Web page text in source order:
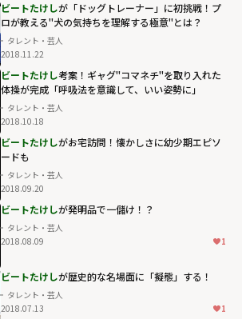
ビートたけしが「ドッグトレーナー」に初挑戦！プ
ロが教える"犬の気持ちを理解する極意"とは？
タレント・芸人
2018.11.22
ビートたけし考案！ギャグ"コマネチ"を取り入れた
体操が完成「呼吸法を意識して、いい姿勢に」
タレント・芸人
2018.10.18
ビートたけしがお宅訪問！懐かしさに幼少期エピソ
ードも
タレント・芸人
2018.09.20
ビートたけしが発明品で一儲け！？
タレント・芸人
2018.08.09
1
ビートたけしが歴史的な名場面に「擬態」する！
タレント・芸人
2018.07.13
1